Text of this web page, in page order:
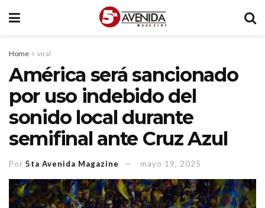
Home viral
América será sancionado
por uso indebido del
sonido local durante
semifinal ante Cruz Azul
Por 5ta Avenida Magazine mayo 19, 2025